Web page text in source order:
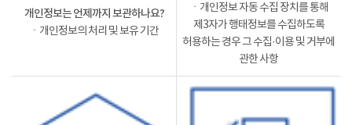
개인정보는 언제까지 보관하나요?
ㆍ개인정보의 처리 및 보유 기간
ㆍ개인정보 자동 수집 장치를 통해
제3자가 행태정보를 수집하도록
허용하는 경우 그 수집·이용 및 거부에
관한 사항